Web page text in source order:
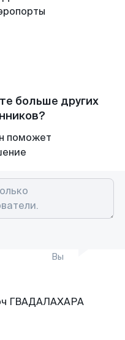
больше других
поможет
Вы